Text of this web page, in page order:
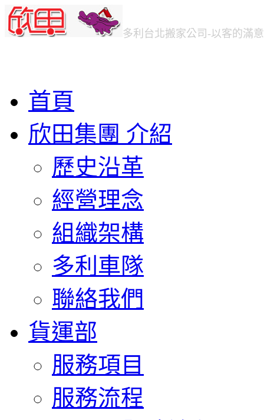
多利台北搬家公司 -以客的滿
首頁
欣田集團 介紹
歷史沿革
經營理念
組織架構
多利車隊
聯絡我們
貨運部
服務項目
服務流程